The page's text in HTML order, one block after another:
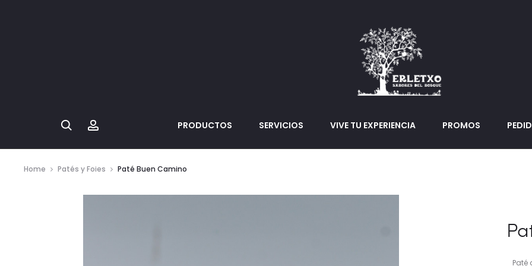
Search PRODUCTOS SERVICIOS VIVE TU EXPERIENCIA PROMOS
Home Patés y Foies Paté Buen Camino
Paté